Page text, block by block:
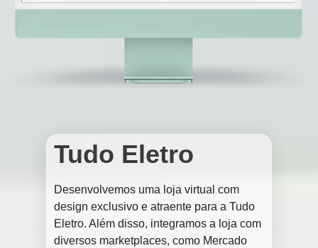
Tudo Eletro
Desenvolvemos uma loja virtual com
design exclusivo e atraente para a Tudo
Eletro. Além disso, integramos a loja com
diversos marketplaces, como Mercado